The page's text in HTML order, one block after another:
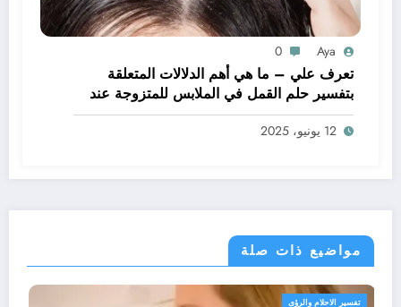
Aya
0
تعرف علي – ما هي أهم الدلالات المتعلقة
بتفسير حلم القمل في الملابس للمتزوجة عند
ابن سيرين؟ – بالتفصيل
12 يونيو، 2025
مواضيع ذات صلة
تفسير الاحلام والرؤى